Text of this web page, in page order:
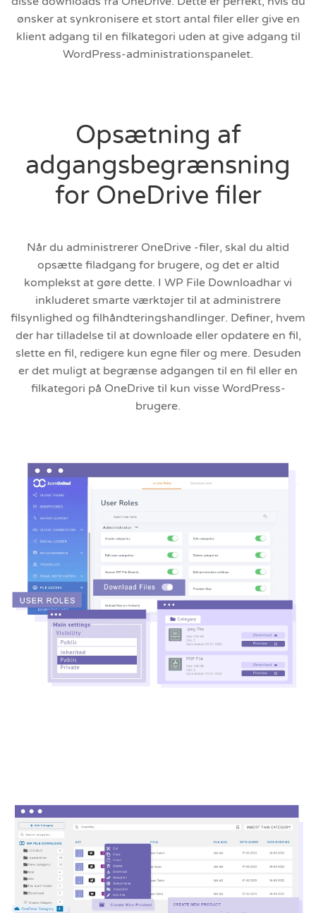
ønsker at synkronisere et stort antal filer eller give en
klient adgang til en filkategori uden at give adgang til
WordPress-administrationspanelet.
Opsætning af
adgangsbegrænsning
for OneDrive filer
Når du administrerer OneDrive -filer, skal du altid
opsætte filadgang for brugere, og det er altid
komplekst at gøre dette. I WP File Downloadhar vi
inkluderet smarte værktøjer til at administrere
filsynlighed og filhåndteringshandlinger. Definer, hvem
der har tilladelse til at downloade eller opdatere en fil,
slette en fil, redigere kun egne filer og mere. Desuden
er det muligt at begrænse adgangen til en fil eller en
filkategori på OneDrive til kun visse WordPress-
brugere.